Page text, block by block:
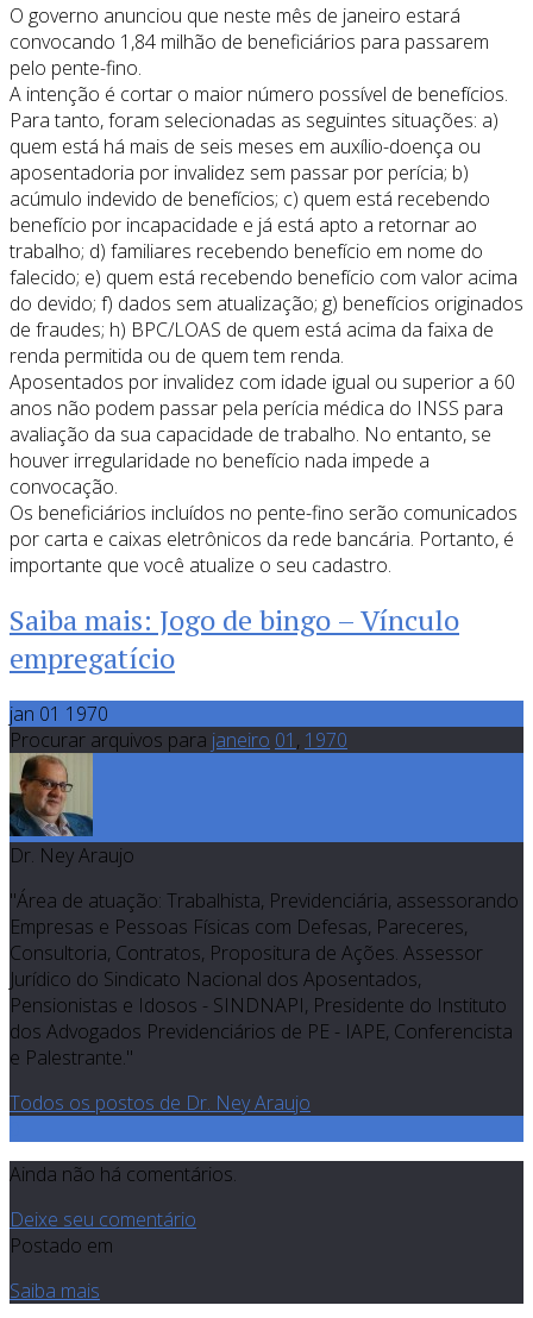
O governo anunciou que neste mês de janeiro estará
convocando 1,84 milhão de beneficiários para passarem
pelo pente-fino.
A intenção é cortar o maior número possível de benefícios.
Para tanto, foram selecionadas as seguintes situações: a)
quem está há mais de seis meses em auxílio-doença ou
aposentadoria por invalidez sem passar por perícia; b)
acúmulo indevido de benefícios; c) quem está recebendo
benefício por incapacidade e já está apto a retornar ao
trabalho; d) familiares recebendo benefício em nome do
falecido; e) quem está recebendo benefício com valor acima
do devido; f) dados sem atualização; g) benefícios originados
de fraudes; h) BPC/LOAS de quem está acima da faixa de
renda permitida ou de quem tem renda.
Aposentados por invalidez com idade igual ou superior a 60
anos não podem passar pela perícia médica do INSS para
avaliação da sua capacidade de trabalho. No entanto, se
houver irregularidade no benefício nada impede a
convocação.
Os beneficiários incluídos no pente-fino serão comunicados
por carta e caixas eletrônicos da rede bancária. Portanto, é
importante que você atualize o seu cadastro.
Saiba mais: Jogo de bingo – Vínculo
empregatício
jan 01 1970
Procurar arquivos para janeiro 01 , 1970
Dr. Ney Araujo
"Área de atuação: Trabalhista, Previdenciária, assessorando
Empresas e Pessoas Físicas com Defesas, Pareceres,
Consultoria, Contratos, Propositura de Ações. Assessor
Jurídico do Sindicato Nacional dos Aposentados,
Pensionistas e Idosos - SINDNAPI, Presidente do Instituto
dos Advogados Previdenciários de PE - IAPE, Conferencista
e Palestrante."
Todos os postos de Dr. Ney Araujo
Ainda não há comentários.
Deixe seu comentário
Postado em
Saiba mais